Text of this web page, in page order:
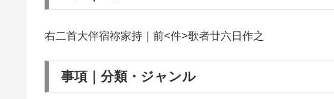
右二首大伴宿祢家持｜前<件>歌者廿六日作之
事項｜分類・ジャンル